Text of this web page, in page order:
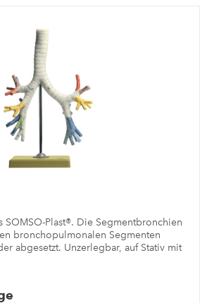
SOMSO-Plast®. Die Segmentbronchien
bronchopulmonalen Segmenten
abgesetzt. Unzerlegbar, auf Stativ mit